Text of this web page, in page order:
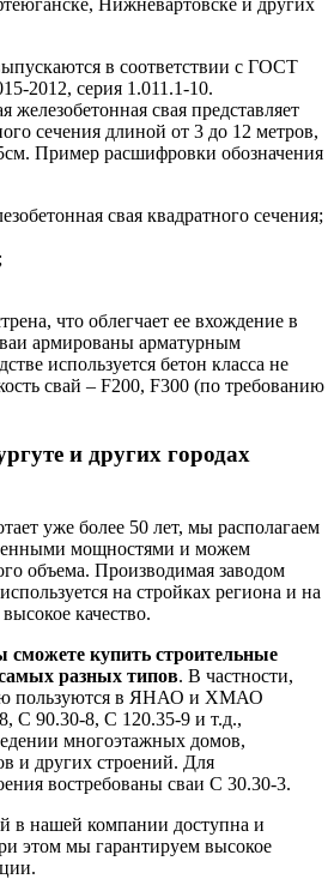
Нижневартовске и других
в соответствии с ГОСТ
2012, серия 1.011.1-10.
железобетонная свая представляет
сечения длиной от 3 до 12 метров,
Пример расшифровки обозначения
свая квадратного сечения;
что облегчает ее вхождение в
армированы арматурным
используется бетон класса не
свай – F200, F300 (по требованию
и других городах
уже более 50 лет, мы располагаем
мощностями и можем
объема. Производимая заводом
на стройках региона и на
качество.
сможете купить строительные
разных типов. В частности,
пользуются в ЯНАО и ХМАО
С 90.30-8, С 120.35-9 и т.д.,
многоэтажных домов,
и других строений. Для
востребованы сваи С 30.30-3.
в нашей компании доступна и
этом мы гарантируем высокое